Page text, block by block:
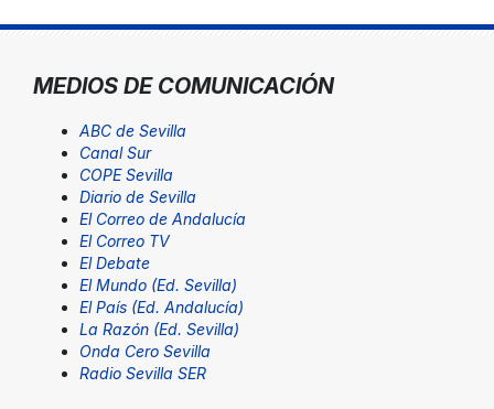
MEDIOS DE COMUNICACIÓN
ABC de Sevilla
Canal Sur
COPE Sevilla
Diario de Sevilla
El Correo de Andalucía
El Correo TV
El Debate
El Mundo (Ed. Sevilla)
El País (Ed. Andalucía)
La Razón (Ed. Sevilla)
Onda Cero Sevilla
Radio Sevilla SER